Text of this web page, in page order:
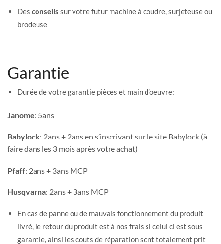
Des conseils sur votre futur machine à coudre, surjeteuse ou
brodeuse
Garantie
Durée de votre garantie pièces et main d’oeuvre:
Janome: 5ans
Babylock: 2ans + 2ans en s’inscrivant sur le site Babylock (à
faire dans les 3 mois après votre achat)
Pfaff: 2ans + 3ans MCP
Husqvarna: 2ans + 3ans MCP
En cas de panne ou de mauvais fonctionnement du produit
livré, le retour du produit est à nos frais si celui ci est sous
garantie, ainsi les couts de réparation sont totalement prit